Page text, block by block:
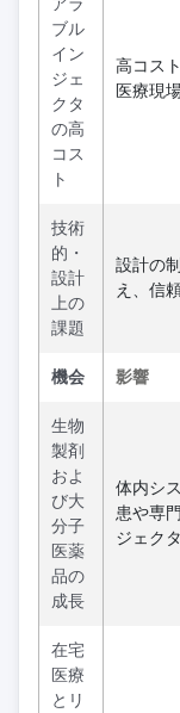
ブル
イン
ジェ
クタ
の高
コス
ト
高コス
医療現
技術
的・
設計
上の
課題
設計の
え、信
機会 影響
生物
製剤
およ
び大
分子
医薬
品の
成長
体内シ
患や専
ジェク
在宅
医療
とリ